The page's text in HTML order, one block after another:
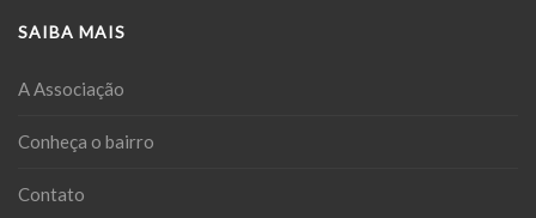
SAIBA MAIS
A Associação
Conheça o bairro
Contato